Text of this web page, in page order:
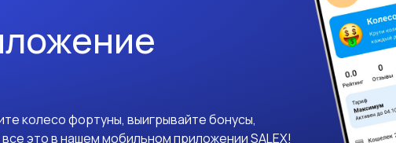
колесо фортуны, выигрывайте бонусы,
это в нашем мобильном приложении SALEX!